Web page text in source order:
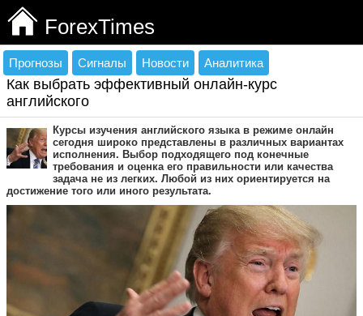
ForexTimes
Прогнозы Сигналы Новости Аналитика
Как выбрать эффективный онлайн-курс
английского
Курсы изучения английского языка в режиме онлайн
сегодня широко представлены в различных вариантах
исполнения. Выбор подходящего под конечные
требования и оценка его правильности или качества
задача не из легких. Любой из них ориентируется на
достижение того или иного результата.